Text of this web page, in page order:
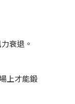
衰退。
上才能鍛